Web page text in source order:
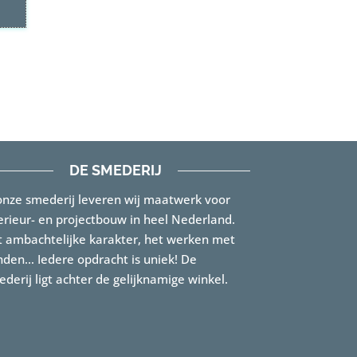
DE SMEDERIJ
smederij leveren wij maatwerk voor
en projectbouw in heel Nederland.
ambachtelijke karakter, het werken met
Iedere opdracht is uniek! De
ligt achter de gelijknamige winkel.